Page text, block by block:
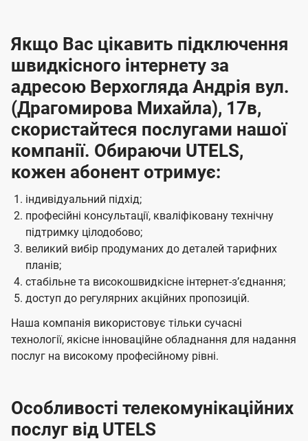
Якщо Вас цікавить підключення
швидкісного інтернету за
адресою Верхогляда Андрія вул.
(Драгомирова Михайла), 17в,
скористайтеся послугами нашої
компанії. Обираючи UTELS,
кожен абонент отримує:
індивідуальний підхід;
професійні консультації, кваліфіковану технічну
підтримку цілодобово;
великий вибір продуманих до деталей тарифних
планів;
стабільне та високошвидкісне інтернет-зʼєднання;
доступ до регулярних акційних пропозицій.
Наша компанія використовує тільки сучасні
технології, якісне інноваційне обладнання для надання
послуг на високому професійному рівні.
Особливості телекомунікаційних
послуг від UTELS